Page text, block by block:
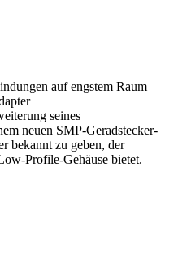
auf engstem Raum
seines
neuen SMP-Geradstecker-
bekannt zu geben, der
Profile-Gehäuse bietet.